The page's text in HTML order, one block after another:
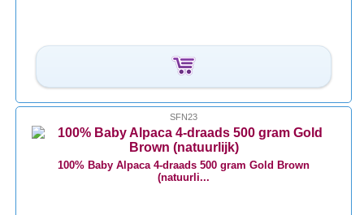
SFN23
100% Baby Alpaca 4-draads 500 gram Gold Brown
(natuurli...